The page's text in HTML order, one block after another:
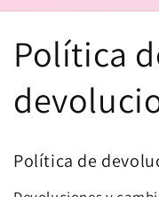
Política
Política de